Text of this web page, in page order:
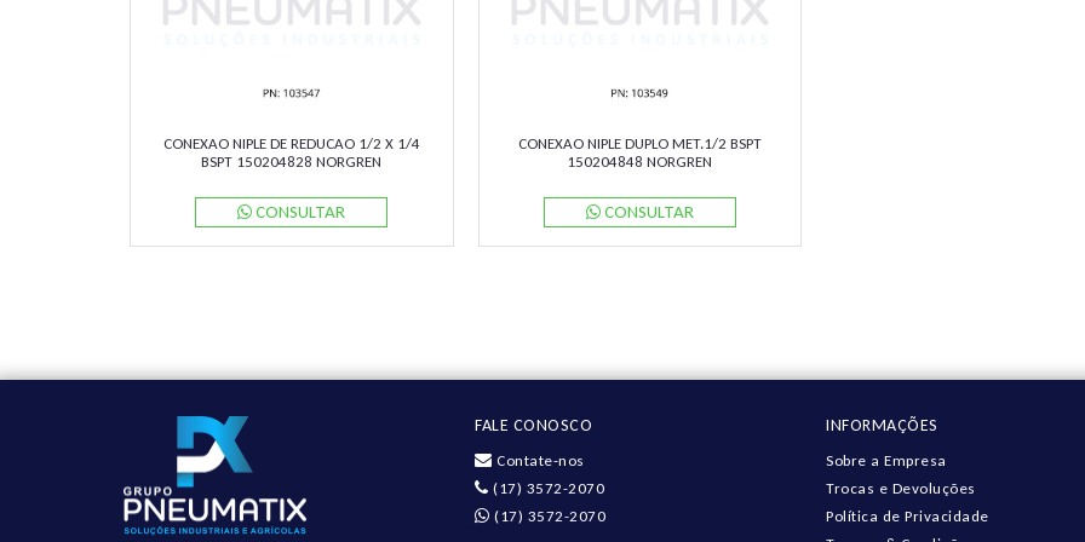
CONEXAO NIPLE DE REDUCAO 1/2 X 1/4
BSPT 150204828 NORGREN
CONSULTAR
CONEXAO NIPLE DUPLO MET.1/2 BSPT
150204848 NORGREN
CONSULTAR
FALE CONOSCO
Contate-nos
(17) 3572-2070
(17) 3572-2070
INFORMAÇÕES
Sobre a Empresa
Trocas e Devoluções
Política de Privacidade